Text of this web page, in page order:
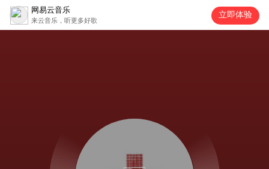
网易云音乐
来云音乐，听更多好歌
立即体验